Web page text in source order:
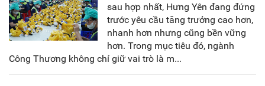
sau hợp nhất, Hưng Yên đang đứng
trước yêu cầu tăng trưởng cao hơn,
nhanh hơn nhưng cũng bền vững
hơn. Trong mục tiêu đó, ngành
Công Thương không chỉ giữ vai trò là m...